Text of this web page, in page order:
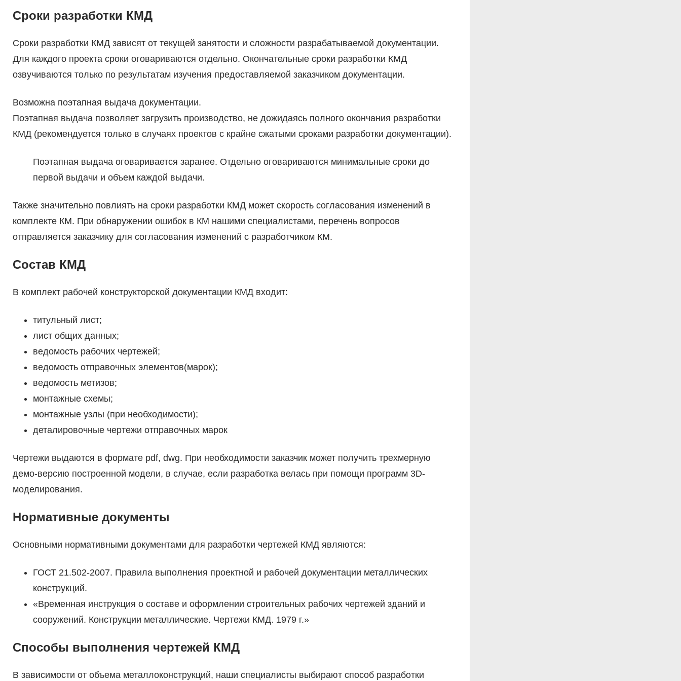
Сроки разработки КМД
Сроки разработки КМД зависят от текущей занятости и сложности разрабатываемой документации.
Для каждого проекта сроки оговариваются отдельно. Окончательные сроки разработки КМД
озвучиваются только по результатам изучения предоставляемой заказчиком документации.
Возможна поэтапная выдача документации.
Поэтапная выдача позволяет загрузить производство, не дожидаясь полного окончания разработки
КМД (рекомендуется только в случаях проектов с крайне сжатыми сроками разработки документации).
Поэтапная выдача оговаривается заранее. Отдельно оговариваются минимальные сроки до
первой выдачи и объем каждой выдачи.
Также значительно повлиять на сроки разработки КМД может скорость согласования изменений в
комплекте КМ. При обнаружении ошибок в КМ нашими специалистами, перечень вопросов
отправляется заказчику для согласования изменений с разработчиком КМ.
Состав КМД
В комплект рабочей конструкторской документации КМД входит:
титульный лист;
лист общих данных;
ведомость рабочих чертежей;
ведомость отправочных элементов(марок);
ведомость метизов;
монтажные схемы;
монтажные узлы (при необходимости);
деталировочные чертежи отправочных марок
Чертежи выдаются в формате pdf, dwg. При необходимости заказчик может получить трехмерную
демо-версию построенной модели, в случае, если разработка велась при помощи программ 3D-
моделирования.
Нормативные документы
Основными нормативными документами для разработки чертежей КМД являются:
ГОСТ 21.502-2007. Правила выполнения проектной и рабочей документации металлических
конструкций.
«Временная инструкция о составе и оформлении строительных рабочих чертежей зданий и
сооружений. Конструкции металлические. Чертежи КМД. 1979 г.»
Способы выполнения чертежей КМД
В зависимости от объема металлоконструкций, наши специалисты выбирают способ разработки